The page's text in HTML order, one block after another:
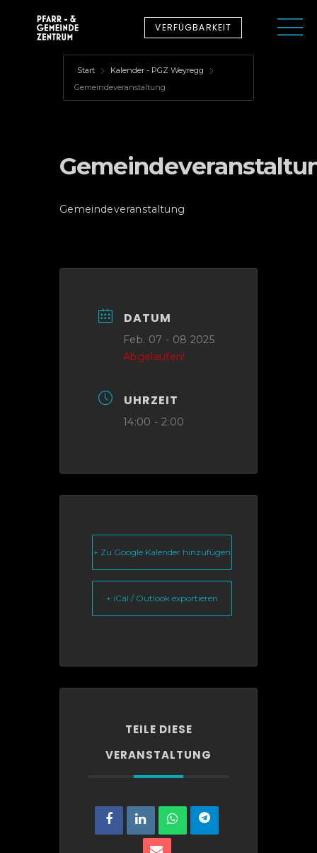
VERFÜGBARKEIT
Start
Kalender - PGZ Weyregg
Gemeindeveranstaltung
Gemeindeveranstaltung
DATUM
Feb. 07 - 08 2025
Abgelaufen!
UHRZEIT
14:00 - 2:00
+ Zu Google Kalender hinzufügen
+ iCal / Outlook exportieren
TEILE DIESE
VERANSTALTUNG